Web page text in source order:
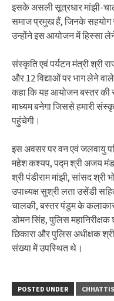
इसके असली सूत्रधार मांझी-
समाज प्रमुख हैं, जिनके
उन्होंने इस आयोजन में हिस्सा
संस्कृति एवं पर्यटन मंत्री श्री
और 12 विद्याओं पर भाग लेने
कहा कि यह आयोजन बस्तर की
माध्यम बनेगा जिससे हमारी
पहुंचेगी।
इस अवसर पर वन एवं जलवायु
महेश कश्यप, पद्म श्री अजय
श्री पंडीराम मांझी, सांसद श्री
उपाध्यक्ष सुश्री लता उसेंडी
चालकी, बस्तर पंडुम के
डोमन सिंह, पुलिस
छिकारा और पुलिस अधीक्षक
संख्या में उपस्थित थे।
POSTED UNDER